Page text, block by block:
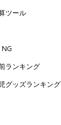
ツール
ランキング
グッズランキング